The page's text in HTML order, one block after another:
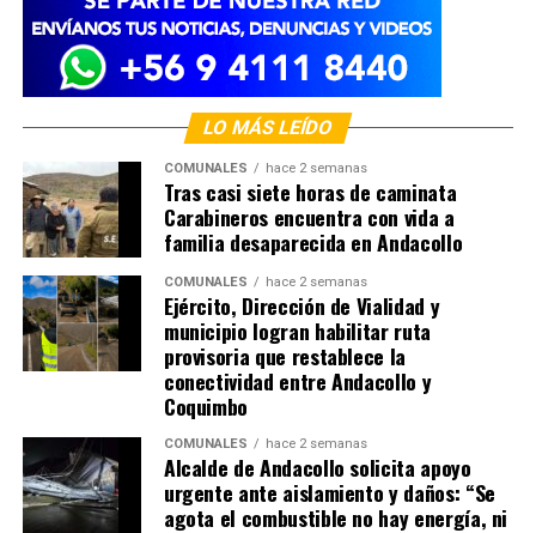
LO MÁS LEÍDO
COMUNALES hace 2 semanas
Tras casi siete horas de caminata
Carabineros encuentra con vida a
familia desaparecida en Andacollo
COMUNALES hace 2 semanas
Ejército, Dirección de Vialidad y
municipio logran habilitar ruta
provisoria que restablece la
conectividad entre Andacollo y
Coquimbo
COMUNALES hace 2 semanas
Alcalde de Andacollo solicita apoyo
urgente ante aislamiento y daños: “Se
agota el combustible no hay energía, ni